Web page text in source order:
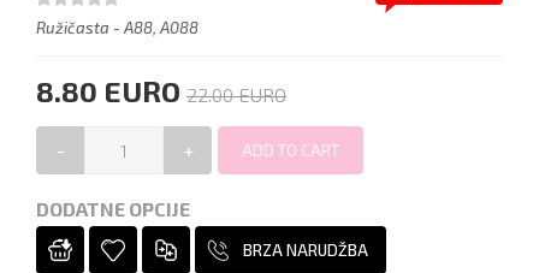
Ružičasta - A88, A088
8.80 EURO 22.00 EURO
- +
DODATNE OPCIJE
BRZA NARUDŽBA